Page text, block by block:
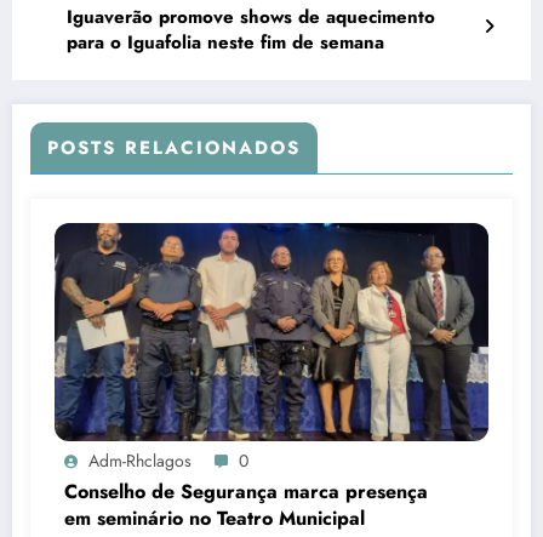
Iguaverão promove shows de aquecimento
para o Iguafolia neste fim de semana
POSTS RELACIONADOS
Adm-Rhclagos 0
Conselho de Segurança marca presença
em seminário no Teatro Municipal